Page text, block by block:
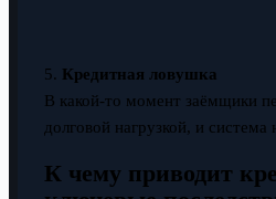
5. Кредитная ловушка
В какой-то момент заёмщики
долговой нагрузкой, и система
К чему приводит